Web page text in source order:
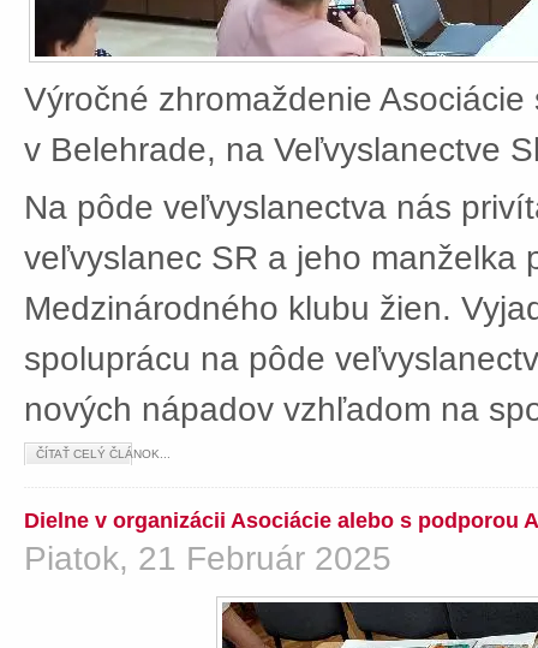
Výročné zhromaždenie
v Belehrade, na Veľvyslanectve
Na pôde veľvyslanectva nás
veľvyslanec SR a jeho manželka
Medzinárodného klubu žien.
spoluprácu na pôde
nových nápadov vzhľadom na
ČÍTAŤ CELÝ ČLÁNOK...
Dielne v organizácii Asociácie alebo s podporou
Piatok, 21 Február 2025